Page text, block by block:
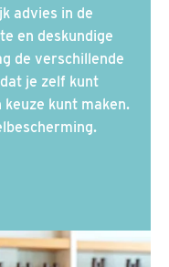
advies in de
en deskundige
de verschillende
je zelf kunt
kunt maken.